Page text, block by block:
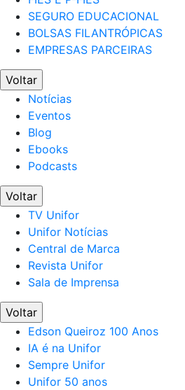
SEGURO EDUCACIONAL
BOLSAS FILANTRÓPICAS
EMPRESAS PARCEIRAS
Voltar
Notícias
Eventos
Blog
Ebooks
Podcasts
Voltar
TV Unifor
Unifor Notícias
Central de Marca
Revista Unifor
Sala de Imprensa
Voltar
Edson Queiroz 100 Anos
IA é na Unifor
Sempre Unifor
Unifor 50 anos